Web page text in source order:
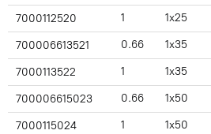
7000112520 1 1x25
700006613521 0.66 1x35
7000113522 1 1x35
700006615023 0.66 1x50
7000115024 1 1x50